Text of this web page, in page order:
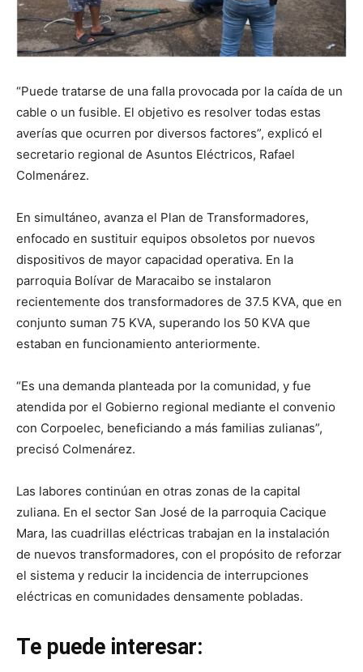
“Puede tratarse de una falla provocada por la caída de un
cable o un fusible. El objetivo es resolver todas estas
averías que ocurren por diversos factores”, explicó el
secretario regional de Asuntos Eléctricos, Rafael
Colmenárez.
En simultáneo, avanza el Plan de Transformadores,
enfocado en sustituir equipos obsoletos por nuevos
dispositivos de mayor capacidad operativa. En la
parroquia Bolívar de Maracaibo se instalaron
recientemente dos transformadores de 37.5 KVA, que en
conjunto suman 75 KVA, superando los 50 KVA que
estaban en funcionamiento anteriormente.
“Es una demanda planteada por la comunidad, y fue
atendida por el Gobierno regional mediante el convenio
con Corpoelec, beneficiando a más familias zulianas”,
precisó Colmenárez.
Las labores continúan en otras zonas de la capital
zuliana. En el sector San José de la parroquia Cacique
Mara, las cuadrillas eléctricas trabajan en la instalación
de nuevos transformadores, con el propósito de reforzar
el sistema y reducir la incidencia de interrupciones
eléctricas en comunidades densamente pobladas.
Te puede interesar: